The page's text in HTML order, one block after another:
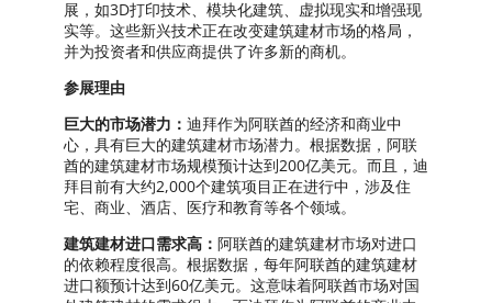
展，如3D打印技术、模块化建筑、虚拟现实和增强现
实等。这些新兴技术正在改变建筑建材市场的格局，
并为投资者和供应商提供了许多新的商机。
参展理由
巨大的市场潜力： 迪拜作为阿联酋的经济和商业中
心，具有巨大的建筑建材市场潜力。根据数据，阿联
酋的建筑建材市场规模预计达到200亿美元。而且，迪
拜目前有大约2,000个建筑项目正在进行中，涉及住
宅、商业、酒店、医疗和教育等各个领域。
建筑建材进口需求高： 阿联酋的建筑建材市场对进口
的依赖程度很高。根据数据，每年阿联酋的建筑建材
进口额预计达到60亿美元。这意味着阿联酋市场对国